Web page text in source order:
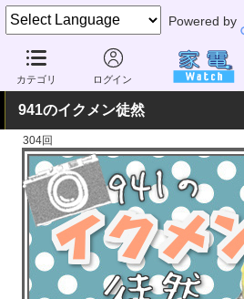
Powered by
カテゴリ ログイン
家電 Watch 暮らし 妊娠・子育て
941のイクメン徒然
304回